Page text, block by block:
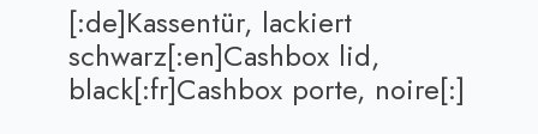
[:de]Kassentür, lackiert
schwarz[:en]Cashbox lid,
black[:fr]Cashbox porte, noire[:]